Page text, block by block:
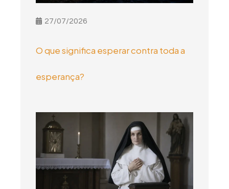
27/07/2026
O que significa esperar contra toda a
esperança?